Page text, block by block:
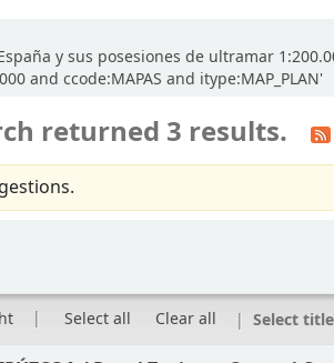
y sus posesiones de ultramar
and ccode:MAPAS and itype:MAP_PLAN'
returned 3 results.
Select all Clear all Select